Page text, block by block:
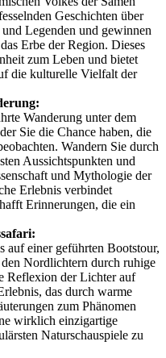
Geschichten über
Legenden und gewinnen
Erbe der Region. Dieses
zum Leben und bietet
die kulturelle Vielfalt der
Wanderung unter dem
Sie die Chance haben, die
Wandern Sie durch
Aussichtspunkten und
und Mythologie der
Erlebnis verbindet
Erinnerungen, die ein
auf einer geführten Bootstour,
Nordlichtern durch ruhige
Reflexion der Lichter auf
das durch warme
zum Phänomen
wirklich einzigartige
Naturschauspiele zu